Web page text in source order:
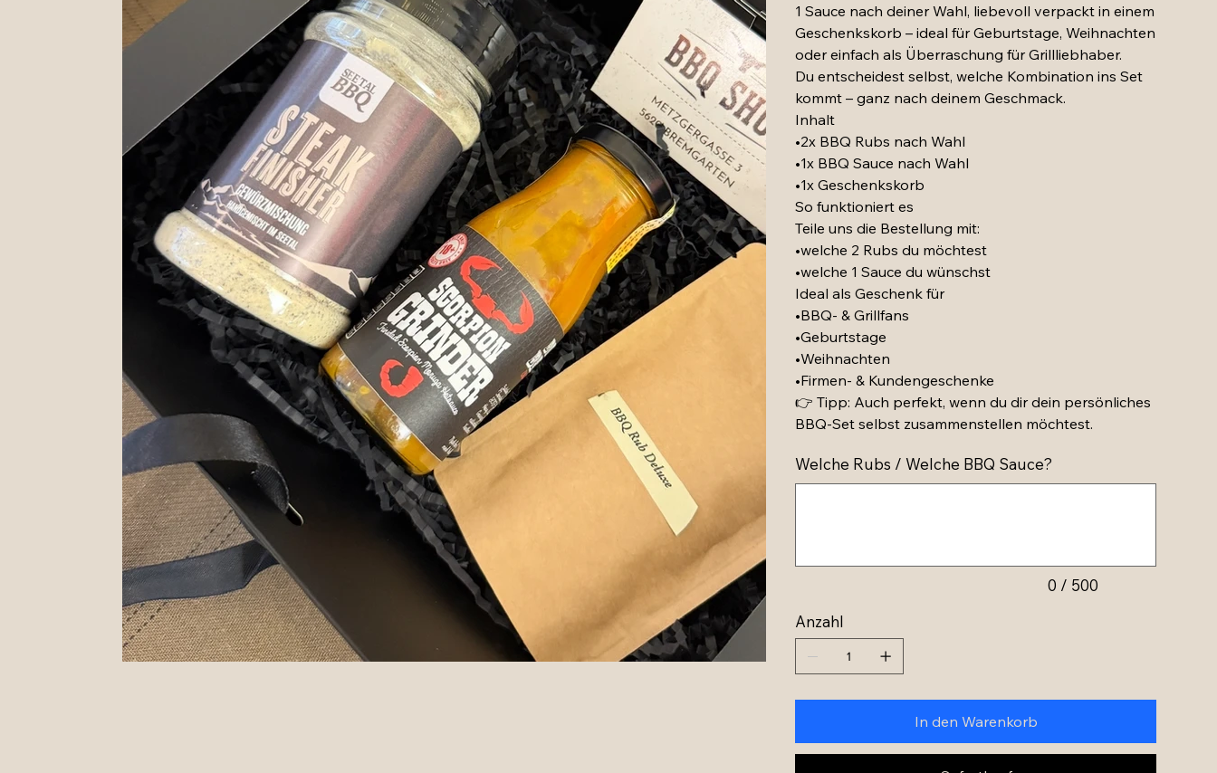
1 Sauce nach deiner Wahl, liebevoll verpackt in einem
Geschenkskorb – ideal für Geburtstage, Weihnachten
oder einfach als Überraschung für Grillliebhaber.
Du entscheidest selbst, welche Kombination ins Set
kommt – ganz nach deinem Geschmack.
Inhalt
•2x BBQ Rubs nach Wahl
•1x BBQ Sauce nach Wahl
•1x Geschenkskorb
So funktioniert es
Teile uns die Bestellung mit:
•welche 2 Rubs du möchtest
•welche 1 Sauce du wünschst
Ideal als Geschenk für
•BBQ- & Grillfans
•Geburtstage
•Weihnachten
•Firmen- & Kundengeschenke
👉 Tipp: Auch perfekt, wenn du dir dein persönliches
BBQ-Set selbst zusammenstellen möchtest.
Welche Rubs / Welche BBQ Sauce?
0 / 500
Anzahl
In den Warenkorb